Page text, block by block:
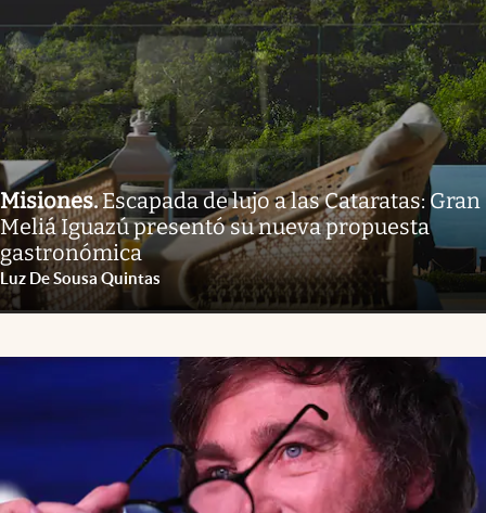
Misiones.Escapada de lujo a las Cataratas: Gran
Meliá Iguazú presentó su nueva propuesta
gastronómica
Luz De Sousa Quintas